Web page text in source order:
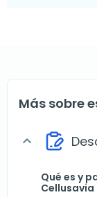
Más sobre
expand_more
Qué es y
Cellusavia